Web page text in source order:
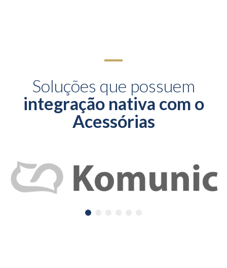
Soluções que possuem
integração nativa com o
Acessórias